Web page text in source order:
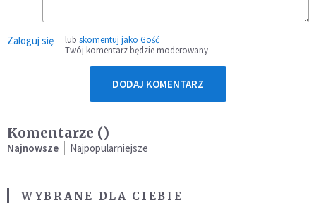
Zaloguj się lub skomentuj jako Gość
Twój komentarz będzie moderowany
DODAJ KOMENTARZ
Komentarze ()
Najnowsze Najpopularniejsze
WYBRANE DLA CIEBIE